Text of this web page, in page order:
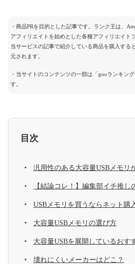
・商品PRを目的とした記事です。ランク王は、
アフィリエイトを始めとした各種アフィリエイト
当サービスの記事で紹介している商品を購入する
元されます。
・当サイトのコンテンツの一部は「gooランキン
す。
目次
汎用性のある大容量USBメモリ
【結論コレ！】編集部イチ推し
USBメモリを買うならネット購
大容量USBメモリの選び方
大容量USBを展開しているおす
壊れにくいメーカーはどこ？